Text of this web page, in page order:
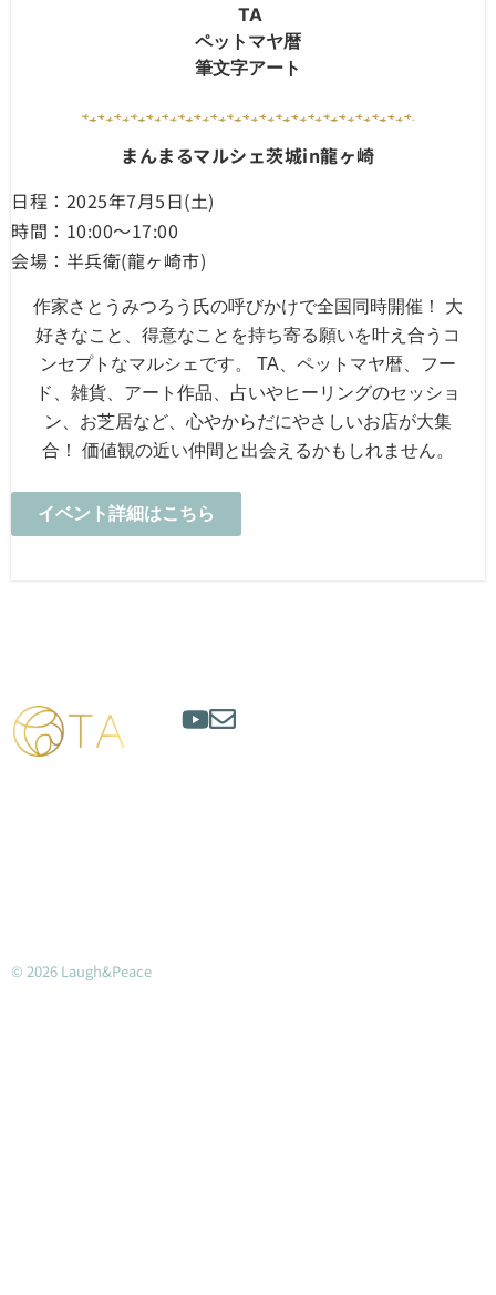
TA
ペットマヤ暦
筆文字アート
まんまるマルシェ茨城in龍ヶ崎
日程：2025年7月5日(土)
時間：10:00〜17:00
会場：半兵衛(龍ヶ崎市)
作家さとうみつろう氏の呼びかけで全国同時開催！ 大
好きなこと、得意なことを持ち寄る願いを叶え合うコ
ンセプトなマルシェです。 TA、ペットマヤ暦、フー
ド、雑貨、アート作品、占いやヒーリングのセッショ
ン、お芝居など、心やからだにやさしいお店が大集
合！ 価値観の近い仲間と出会えるかもしれません。
イベント詳細はこちら
© 2026 Laugh&Peace